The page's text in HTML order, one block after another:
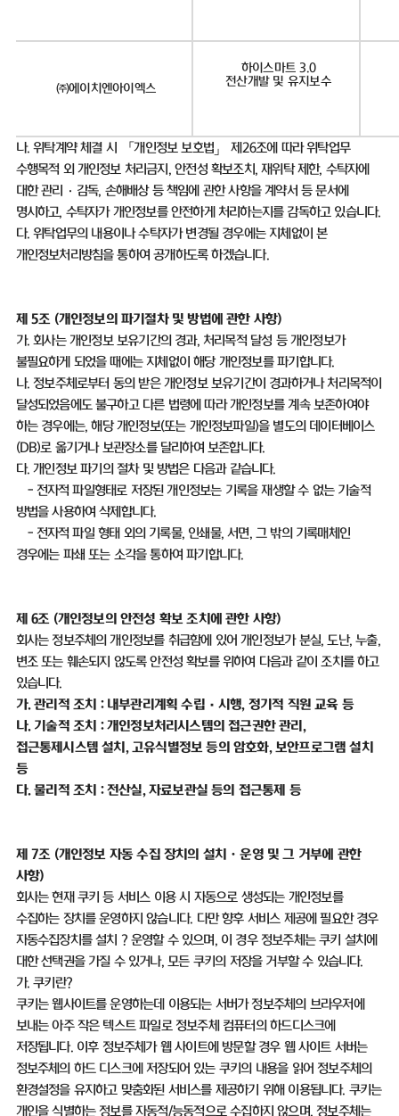
㈜에이치엔아이엑스
하이스마트 3.0
전산개발 및 유지보수
나.위탁계약 체결 시 「개인정보 보호법」 제 26조에 따라 위탁업무
수행목적 외 개인정보 처리금지 ,안전성 확보조치 ,재위탁 제한, 수탁자에
대한 관리
· 감독, 손해배상 등 책임에 관한 사항을 계약서 등 문서에
명시하고, 수탁자가 개인정보를 안전하게 처리하는지를 감독하고 있습니다.
다.위탁업무의 내용이나 수탁자가 변경될 경우에는 지체없이 본
개인정보처리방침을 통하여 공개하도록 하겠습니다.
제 5조 (개인정보의 파기절차 및 방법에 관한 사항)
가.회사는 개인정보 보유기간의 경과, 처리목적 달성 등 개인정보가
불필요하게 되었을 때에는 지체없이 해당 개인정보를 파기합니다.
나.정보주체로부터 동의 받은 개인정보 보유기간이 경과하거나 처리목적이
달성되었음에도 불구하고 다른 법령에 따라 개인정보를 계속 보존하여야
하는 경우에는,해당 개인정보(또는 개인정보파일)을 별도의 데이터베이스
(DB)로 옮기거나 보관장소를 달리하여 보존합니다.
다.개인정보 파기의 절차 및 방법은 다음과 같습니다.
- 전자적 파일형태로 저장된 개인정보는 기록을 재생할 수 없는 기술적
방법을 사용하여 삭제합니다.
- 전자적 파일 형태 외의 기록물, 인쇄물,서면,그 밖의 기록매체인
경우에는 파쇄 또는 소각을 통하여 파기합니다.
제 6조 (개인정보의 안전성 확보 조치에 관한 사항)
회사는 정보주체의 개인정보를 취급함에 있어 개인정보가 분실, 도난,누출,
변조 또는 훼손되지 않도록 안전성 확보를 위하여 다음과 같이 조치를 하고
있습니다.
가.관리적 조치 : 내부관리계획 수립· 시행, 정기적 직원 교육 등
나. 기술적 조치 :개인정보처리시스템의 접근권한 관리 ,
접근통제시스템 설치 , 고유식별정보 등의 암호화, 보안프로그램 설치
등
다.물리적 조치 :전산실, 자료보관실 등의 접근통제 등
제 7조 (개인정보 자동 수집 장치의 설치ㆍ운영 및 그 거부에 관한
사항)
회사는 현재 쿠키 등 서비스 이용 시 자동으로 생성되는 개인정보를
수집하는 장치를 운영하지 않습니다. 다만 향후 서비스 제공에 필요한 경우
자동수집장치를 설치 ？ 운영할 수 있으며, 이 경우 정보주체는 쿠키 설치에
대한 선택권을 가질 수 있거나, 모든 쿠키의 저장을 거부할 수 있습니다.
가.쿠키란?
쿠키는 웹사이트를 운영하는데 이용되는 서버가 정보주체의 브라우저에
보내는 아주 작은 텍스트 파일로 정보주체 컴퓨터의 하드디스크에
저장됩니다. 이후 정보주체가 웹 사이트에 방문할 경우 웹 사이트 서버는
정보주체의 하드 디스크에 저장되어 있는 쿠키의 내용을 읽어 정보주체의
환경설정을 유지하고 맞춤화된 서비스를 제공하기 위해 이용됩니다. 쿠키는
개인을 식별하는 정보를 자동적/능동적으로 수집하지 않으며,정보주체는